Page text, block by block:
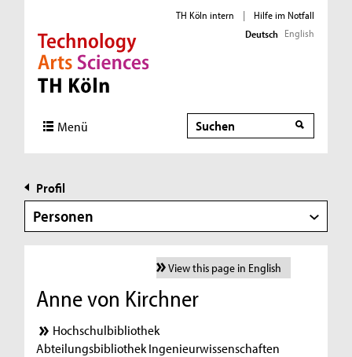
Direkt zur Hauptnavigation
Direkt zur Subnavigation
Direkt zum Inhalt
Direkt zum Fußbereich
TH Köln intern |
Hilfe im Notfall
Deutsch English
Menü Suche
Profil
Personen
View this page in English
Anne von Kirchner
Hochschulbibliothek
Abteilungsbibliothek Ingenieurwissenschaften